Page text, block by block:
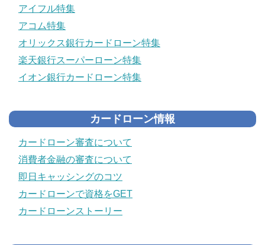
アイフル特集
アコム特集
オリックス銀行カードローン特集
楽天銀行スーパーローン特集
イオン銀行カードローン特集
カードローン情報
カードローン審査について
消費者金融の審査について
即日キャッシングのコツ
カードローンで資格をGET
カードローンストーリー